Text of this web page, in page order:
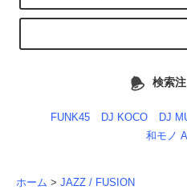
検索
FUNK45 DJ KOCO DJ
和モノ
ホーム > JAZZ / FUSION